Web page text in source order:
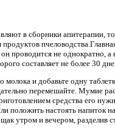
в сборники апитерапии, то
проводится не однократно, а
составляет не более 30
молока и добавьте одну
перемешайте. Мумие
средства его
положить настоять напиток
утром и вечером, разделив